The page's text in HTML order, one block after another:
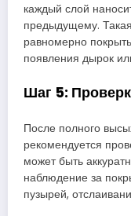
каждый слой
предыдущему.
равномерно
появления дырок
Шаг 5:
После полного
рекомендуется
может быть
наблюдение за
пузырей,